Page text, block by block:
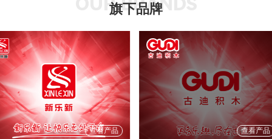
旗下品牌
查看产品 查看产品